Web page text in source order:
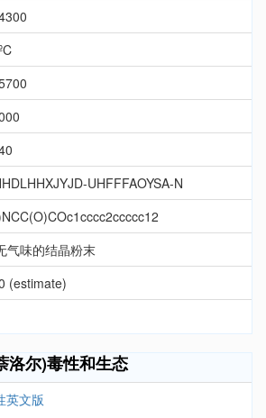
UHFFFAOYSA-N
气味的结晶粉末
(estimate)
洛尔)毒性和生态
英文版